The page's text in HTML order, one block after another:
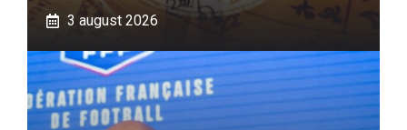
3 august 2026